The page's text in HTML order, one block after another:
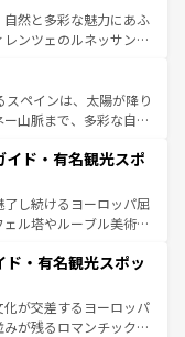
然と多彩な魅力にあふ
ンツェのルネッサンス
やアマルフィ海岸の絶
光の合間には、本場の
料理を堪能することも
ない旅をしてみよう！
ペインは、太陽が降り
山脈まで、多彩な自然
フラメンコ、熱気あふ
生活の一部となってい
囲気や、バルセロナの
古代ローマ遺跡や中世
なるスペインはその個
ド・有名観光スポ
し続けるヨーロッパ屈
ル塔やルーブル美術館
麗な宮殿、歴史的な大
自然が、訪れる者を心
食の国としても知ら
化遺産にも登録されて
・有名観光スポッ
が交差するヨーロッパ
が残るロマンチック街